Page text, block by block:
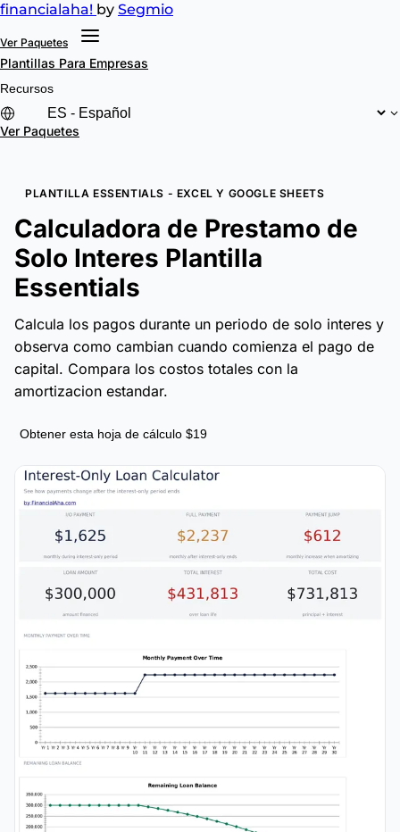
financialaha! by Segmio
Ver Paquetes
Plantillas Para Empresas
Recursos
Ver Paquetes
PLANTILLA ESSENTIALS - EXCEL Y GOOGLE SHEETS
Calculadora de Prestamo de
Solo Interes Plantilla
Essentials
Calcula los pagos durante un periodo de solo interes y
observa como cambian cuando comienza el pago de
capital. Compara los costos totales con la
amortizacion estandar.
Obtener esta hoja de cálculo $19